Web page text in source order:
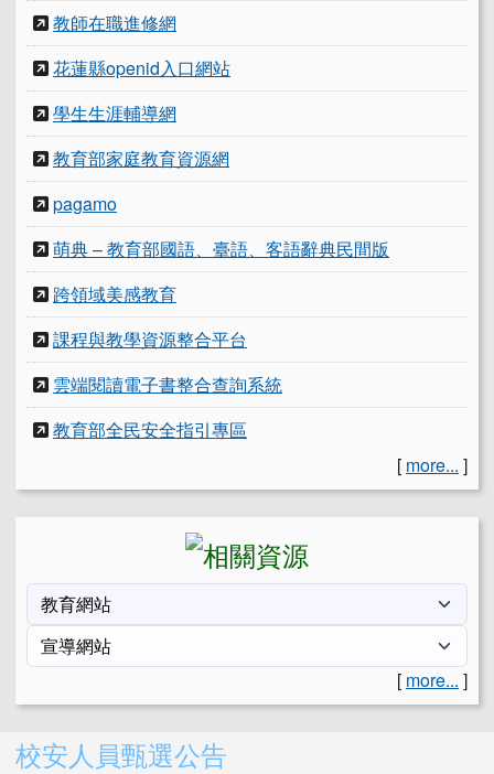
教師在職進修網
花蓮縣openid入口網站
學生生涯輔導網
教育部家庭教育資源網
pagamo
萌典 – 教育部國語、臺語、客語辭典民間版
跨領域美感教育
課程與教學資源整合平台
雲端閱讀電子書整合查詢系統
教育部全民安全指引專區
[ more... ]
[ more... ]
右邊區域內容
校安人員甄選公告